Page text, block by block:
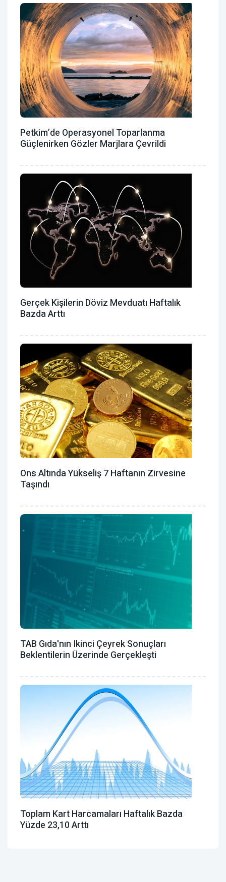
Petkim’de Operasyonel Toparlanma
Güçlenirken Gözler Marjlara Çevrildi
Gerçek Kişilerin Döviz Mevduatı Haftalık
Bazda Arttı
Ons Altında Yükseliş 7 Haftanın Zirvesine
Taşındı
TAB Gıda'nın Ikinci Çeyrek Sonuçları
Beklentilerin Üzerinde Gerçekleşti
Toplam Kart Harcamaları Haftalık Bazda
Yüzde 23,10 Arttı